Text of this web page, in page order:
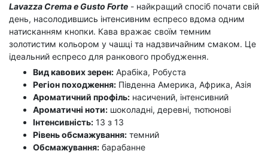
Lavazza Crema e Gusto Forte - найкращий спосіб почати свій
день, насолодившись інтенсивним еспресо вдома одним
натисканням кнопки. Кава вражає своїм темним
золотистим кольором у чашці та надзвичайним смаком. Це
ідеальний еспресо для ранкового пробудження.
Вид кавових зерен: Арабіка, Робуста
Регіон походження: Південна Америка, Африка, Азія
Ароматичний профіль: насичений, інтенсивний
Ароматичні ноти: шоколадні, деревні, тютюнові
Інтенсивність: 13 з 13
Рівень обсмажування: темний
Обсмажування: барабанне